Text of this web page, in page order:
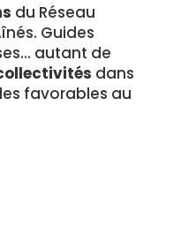
du Réseau
Guides
autant de
dans
favorables au